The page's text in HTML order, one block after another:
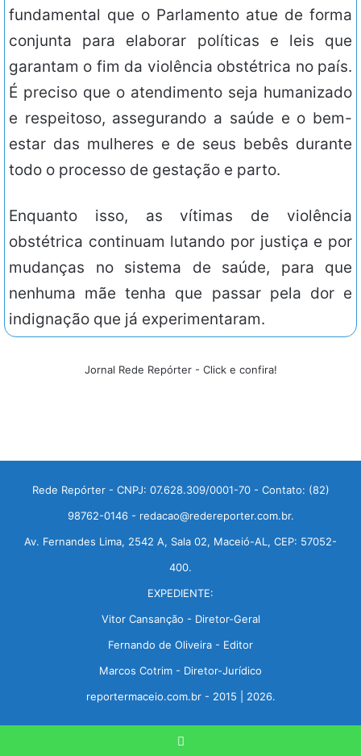
fundamental que o Parlamento atue de forma
conjunta para elaborar políticas e leis que
garantam o fim da violência obstétrica no país.
É preciso que o atendimento seja humanizado
e respeitoso, assegurando a saúde e o bem-
estar das mulheres e de seus bebês durante
todo o processo de gestação e parto.
Enquanto isso, as vítimas de violência
obstétrica continuam lutando por justiça e por
mudanças no sistema de saúde, para que
nenhuma mãe tenha que passar pela dor e
indignação que já experimentaram.
Jornal Rede Repórter - Click e confira!
Rede Repórter - CNPJ: 07.628.309/0001-70 - Contato: (82)
98762-0146 - redacao@redereporter.com.br.
Av. Fernandes Lima, 2542 A, Sala 02, Maceió-AL, CEP: 57052-
400.
EXPEDIENTE:
Vitor Cansanção - Diretor-Geral
Fernando de Oliveira - Editor
Marcos Cotrim - Diretor-Jurídico
reportermaceio.com.br - 2015 | 2026.